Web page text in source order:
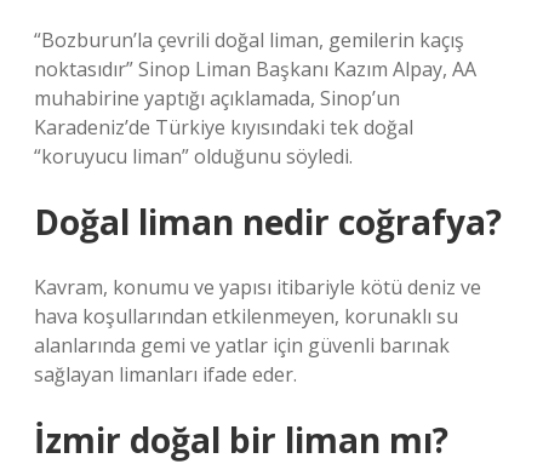
“Bozburun’la çevrili doğal liman, gemilerin kaçış
noktasıdır” Sinop Liman Başkanı Kazım Alpay, AA
muhabirine yaptığı açıklamada, Sinop’un
Karadeniz’de Türkiye kıyısındaki tek doğal
“koruyucu liman” olduğunu söyledi.
Doğal liman nedir coğrafya?
Kavram, konumu ve yapısı itibariyle kötü deniz ve
hava koşullarından etkilenmeyen, korunaklı su
alanlarında gemi ve yatlar için güvenli barınak
sağlayan limanları ifade eder.
İzmir doğal bir liman mı?